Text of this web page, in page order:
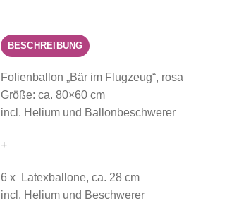
BESCHREIBUNG
Folienballon „Bär im Flugzeug“, rosa
Größe: ca. 80×60 cm
incl. Helium und Ballonbeschwerer
+
6 x Latexballone, ca. 28 cm
incl. Helium und Beschwerer